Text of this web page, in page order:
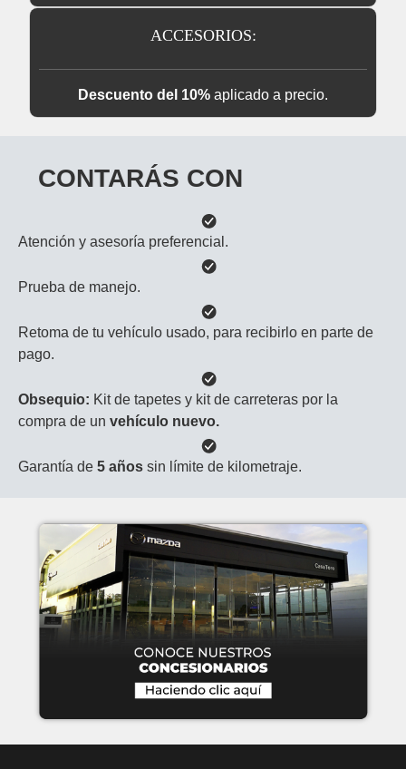
ACCESORIOS:
Descuento del 10% aplicado a precio.
CONTARÁS CON
Atención y asesoría preferencial.
Prueba de manejo.
Retoma de tu vehículo usado, para recibirlo en parte de
pago.
Obsequio: Kit de tapetes y kit de carreteras por la
compra de un vehículo nuevo.
Garantía de 5 años sin límite de kilometraje.